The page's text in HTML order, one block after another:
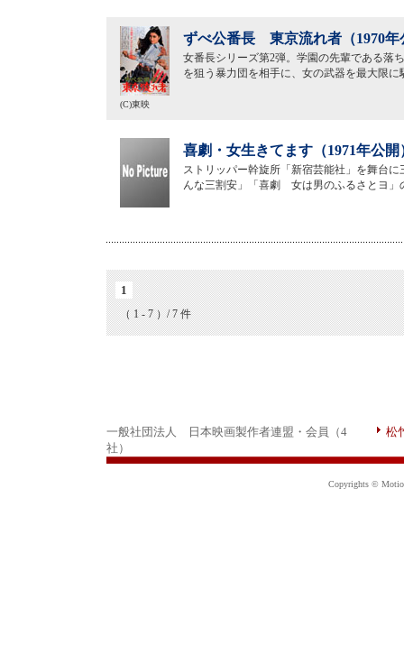
ずべ公番長 東京流れ者（1970年
女番長シリーズ第2弾。学園の先輩である落
を狙う暴力団を相手に、女の武器を最大限
(C)東映
喜劇・女生きてます（1971年公開
ストリッパー幹旋所「新宿芸能社」を舞台
んな三割安」「喜劇 女は男のふるさとヨ」
1
（ 1 - 7 ）/ 7 件
一般社団法人 日本映画製作者連盟・会員（4
社）
松
Copyrights ©